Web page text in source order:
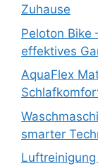
Zuhause
Peloton Bike
effektives
AquaFlex
smarter